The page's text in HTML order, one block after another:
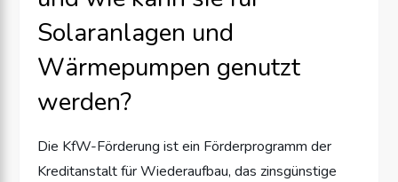
Solaranlagen und
Wärmepumpen genutzt
werden?
Die KfW-Förderung ist ein Förderprogramm der
Kreditanstalt für Wiederaufbau, das zinsgünstige